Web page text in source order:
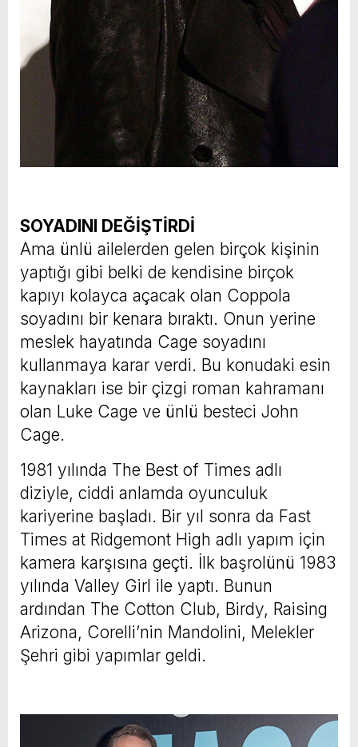
SOYADINI DEĞİŞTİRDİ
Ama ünlü ailelerden gelen birçok kişinin
yaptığı gibi belki de kendisine birçok
kapıyı kolayca açacak olan Coppola
soyadını bir kenara bıraktı. Onun yerine
meslek hayatında Cage soyadını
kullanmaya karar verdi. Bu konudaki esin
kaynakları ise bir çizgi roman kahramanı
olan Luke Cage ve ünlü besteci John
Cage.
1981 yılında The Best of Times adlı
diziyle, ciddi anlamda oyunculuk
kariyerine başladı. Bir yıl sonra da Fast
Times at Ridgemont High adlı yapım için
kamera karşısına geçti. İlk başrolünü 1983
yılında Valley Girl ile yaptı. Bunun
ardından The Cotton Club, Birdy, Raising
Arizona, Corelli’nin Mandolini, Melekler
Şehri gibi yapımlar geldi.